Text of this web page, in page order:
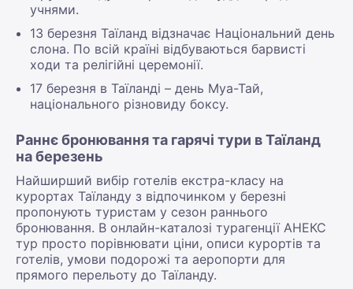
учнями.
13 березня Таїланд відзначає Національний день
слона. По всій країні відбуваються барвисті
ходи та релігійні церемонії.
17 березня в Таїланді – день Муа-Тай,
національного різновиду боксу.
Раннє бронювання та гарячі тури в Таїланд
на березень
Найширший вибір готелів екстра-класу на
курортах Таїланду з відпочинком у березні
пропонують туристам у сезон раннього
бронювання. В онлайн-каталозі турагенції АНЕКС
тур просто порівнювати ціни, описи курортів та
готелів, умови подорожі та аеропорти для
прямого перельоту до Таїланду.